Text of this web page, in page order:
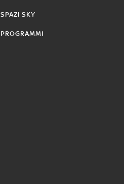
SPAZI SKY
PROGRAMMI